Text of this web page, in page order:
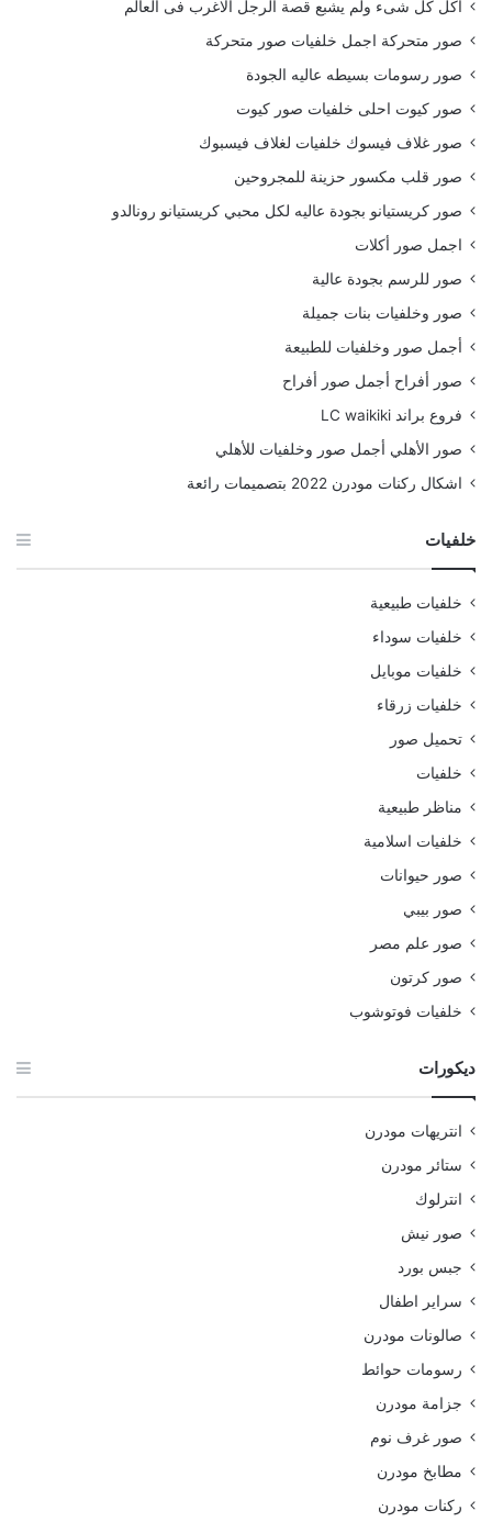
أكل كل شىء ولم يشبع قصة الرجل الاغرب فى العالم
صور متحركة اجمل خلفيات صور متحركة
صور رسومات بسيطه عاليه الجودة
صور كيوت احلى خلفيات صور كيوت
صور غلاف فيسوك خلفيات لغلاف فيسبوك
صور قلب مكسور حزينة للمجروحين
صور كريستيانو بجودة عاليه لكل محبي كريستيانو رونالدو
اجمل صور أكلات
صور للرسم بجودة عالية
صور وخلفيات بنات جميلة
أجمل صور وخلفيات للطبيعة
صور أفراح أجمل صور أفراح
فروع براند LC waikiki
صور الأهلي أجمل صور وخلفيات للأهلي
اشكال ركنات مودرن 2022 بتصميمات رائعة
خلفيات
خلفيات طبيعية
خلفيات سوداء
خلفيات موبايل
خلفيات زرقاء
تحميل صور
خلفيات
مناظر طبيعية
خلفيات اسلامية
صور حيوانات
صور بيبي
صور علم مصر
صور كرتون
خلفيات فوتوشوب
ديكورات
انتريهات مودرن
ستائر مودرن
انترلوك
صور نيش
جبس بورد
سراير اطفال
صالونات مودرن
رسومات حوائط
جزامة مودرن
صور غرف نوم
مطابخ مودرن
ركنات مودرن